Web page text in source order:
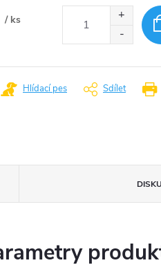
/ ks
Hlídací pes Sdílet